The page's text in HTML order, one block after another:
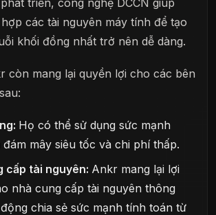
các tài nguyên máy tính để tạo
khối đồng nhất trở nên dễ dàng.
còn mang lại quyền lợi cho các bên
Họ có thể sử dụng sức mạnh
mây siêu tốc và chi phí thấp.
cấp tài nguyên: Ankr mang lại lợi
nhà cung cấp tài nguyên thông
chia sẻ sức mạnh tính toán từ